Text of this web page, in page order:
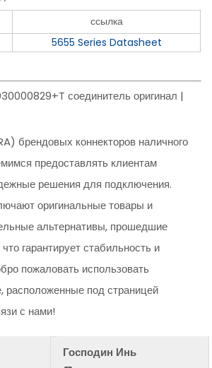
ссылка
5655 Series Datasheet
соединитель оригинал |
брендовых коннекторов наличного
предоставлять клиентам
решения для подключения.
оригинальные товары и
альтернативы, прошедшие
гарантирует стабильность и
пожаловать использовать
расположенные под страницей
с нами!
Господин Инь